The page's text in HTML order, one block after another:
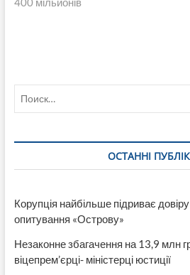
ОСТАННІ
Корупція найбільше підриває
опитування «Острову»
Незаконне збагачення на 13,9 млн
віцепрем’єрці- міністерці юстиції